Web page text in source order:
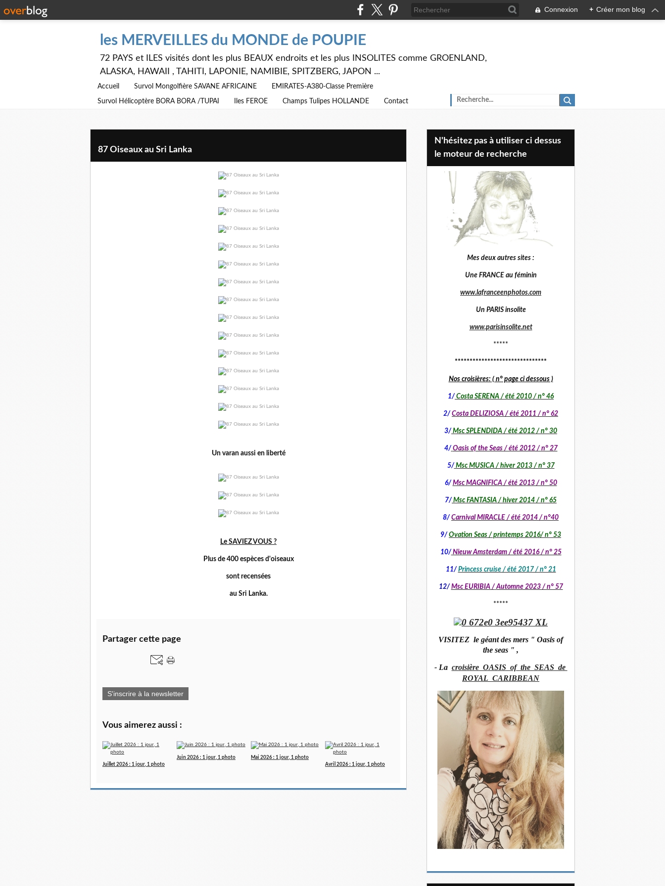
Connexion + Créer mon blog
les MERVEILLES du MONDE de POUPIE
72 PAYS et ILES visités dont les plus BEAUX endroits et les plus INSOLITES comme GROENLAND,
ALASKA, HAWAII , TAHITI, LAPONIE, NAMIBIE, SPITZBERG, JAPON ...
Accueil Survol Mongolfière SAVANE AFRICAINE EMIRATES-A380-Classe Première
Survol Hélicoptère BORA BORA /TUPAI Iles FEROE Champs Tulipes HOLLANDE Contact
87 Oiseaux au Sri Lanka
Un varan aussi en liberté
Le SAVIEZ VOUS ?
Plus de 400 espèces d'oiseaux
sont recensées
au Sri Lanka.
Partager cette page
S'inscrire à la newsletter
Vous aimerez aussi :
Juillet 2026 : 1 jour, 1 photo
Juin 2026 : 1 jour, 1 photo
Mai 2026 : 1 jour, 1 photo
Avril 2026 : 1 jour, 1 photo
N'hésitez pas à utiliser ci dessus
le moteur de recherche
Mes deux autres sites :
Une FRANCE au féminin
www.lafranceenphotos.com
Un PARIS insolite
www.parisinsolite.net
*****
*******************************
Nos croisières: ( n° page ci dessous )
1/ Costa SERENA / été 2010 / n° 46
2/ Costa DELIZIOSA / été 2011 / n° 62
3/ Msc SPLENDIDA / été 2012 / n° 30
4/ Oasis of the Seas / été 2012 / n° 27
5/Msc MUSICA / hiver 2013 / n° 37
6/ Msc MAGNIFICA / été 2013 / n° 50
7/ Msc FANTASIA / hiver 2014 / n° 65
8/ Carnival MIRACLE / été 2014 / n°40
9/ Ovation Seas / printemps 2016/ n° 53
10/Nieuw Amsterdam / été 2016 / n° 25
11/ Princess cruise / été 2017 / n° 21
12/ Msc EURIBIA / Automne 2023 / n° 57
*****
VISITEZ le géant des mers " Oasis of
the seas " ,
- La croisière OASIS of the SEAS de
ROYAL CARIBBEAN